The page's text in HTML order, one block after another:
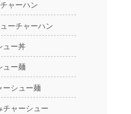
ャーハン
ーチャーハン
ュー丼
ュー麺
ーシュー麺
チャーシュー